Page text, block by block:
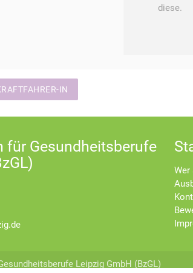
diese.
IN
für Gesundheitsberufe
Wer
Leipzig GmbH (BzGL)